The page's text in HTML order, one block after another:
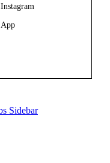
Instagram
App